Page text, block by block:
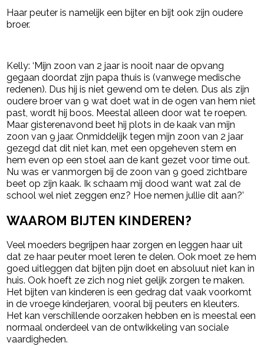
Haar peuter is namelijk een bijter en bijt ook zijn oudere
broer.
Kelly: ‘Mijn zoon van 2 jaar is nooit naar de opvang
gegaan doordat zijn papa thuis is (vanwege medische
redenen). Dus hij is niet gewend om te delen. Dus als zijn
oudere broer van 9 wat doet wat in de ogen van hem niet
past, wordt hij boos. Meestal alleen door wat te roepen.
Maar gisterenavond beet hij plots in de kaak van mijn
zoon van 9 jaar. Onmiddelijk tegen mijn zoon van 2 jaar
gezegd dat dit niet kan, met een opgeheven stem en
hem even op een stoel aan de kant gezet voor time out.
Nu was er vanmorgen bij de zoon van 9 goed zichtbare
beet op zijn kaak. Ik schaam mij dood want wat zal de
school wel niet zeggen enz? Hoe nemen jullie dit aan?’
WAAROM BIJTEN KINDEREN?
Veel moeders begrijpen haar zorgen en leggen haar uit
dat ze haar peuter moet leren te delen. Ook moet ze hem
goed uitleggen dat bijten pijn doet en absoluut niet kan in
huis. Ook hoeft ze zich nog niet gelijk zorgen te maken.
Het bijten van kinderen is een gedrag dat vaak voorkomt
in de vroege kinderjaren, vooral bij peuters en kleuters.
Het kan verschillende oorzaken hebben en is meestal een
normaal onderdeel van de ontwikkeling van sociale
vaardigheden.